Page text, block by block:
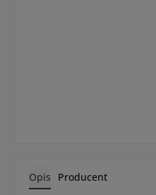
Opis Producent